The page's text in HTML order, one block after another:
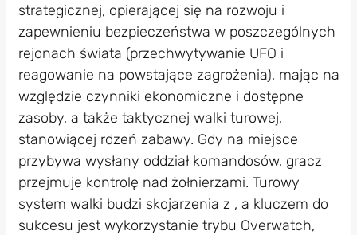
strategicznej, opierającej się na rozwoju i
zapewnieniu bezpieczeństwa w poszczególnych
rejonach świata (przechwytywanie UFO i
reagowanie na powstające zagrożenia), mając na
względzie czynniki ekonomiczne i dostępne
zasoby, a także taktycznej walki turowej,
stanowiącej rdzeń zabawy. Gdy na miejsce
przybywa wysłany oddział komandosów, gracz
przejmuje kontrolę nad żołnierzami. Turowy
system walki budzi skojarzenia z , a kluczem do
sukcesu jest wykorzystanie trybu Overwatch,